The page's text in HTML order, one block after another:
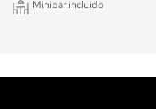
Minibar incluido